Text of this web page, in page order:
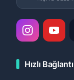
Hızlı